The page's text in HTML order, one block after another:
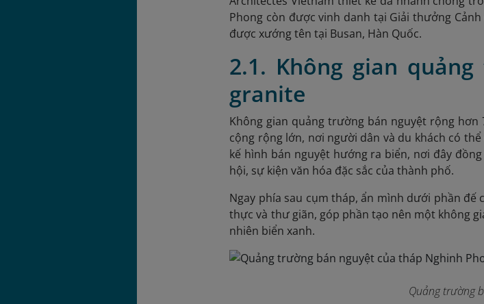
Phong còn được vinh danh tại Giải thưởng
được xướng tên tại Busan, Hàn Quốc.
2.1. Không gian
granite
Không gian quảng trường bán nguyệt rộng
cộng rộng lớn, nơi người dân và du khách có
kế hình bán nguyệt hướng ra biển, nơi đây
hội, sự kiện văn hóa đặc sắc của thành phố.
Ngay phía sau cụm tháp, ẩn mình dưới phần
thực và thư giãn, góp phần tạo nên một không
nhiên biển xanh.
Quảng trường